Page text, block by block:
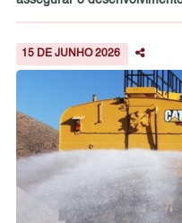
15 DE JUNHO 2026